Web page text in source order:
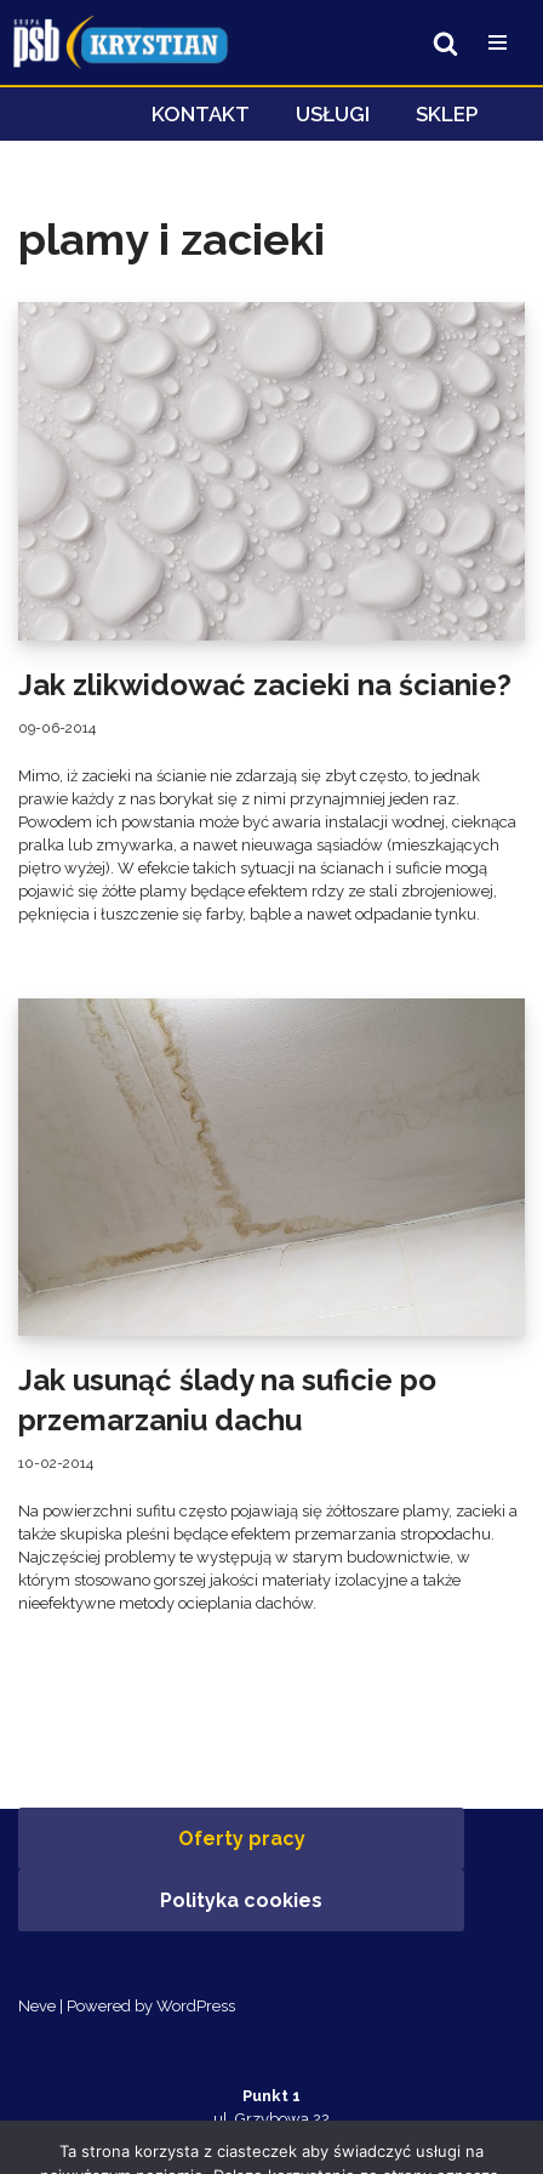
Przejdź
do
KONTAKT USŁUGI SKLEP
plamy i zacieki
Jak zlikwidować zacieki na ścianie?
09-06-2014
Mimo, iż zacieki na ścianie nie zdarzają się zbyt często, to jednak
prawie każdy z nas borykał się z nimi przynajmniej jeden raz.
Powodem ich powstania może być awaria instalacji wodnej, cieknąca
pralka lub zmywarka, a nawet nieuwaga sąsiadów (mieszkających
piętro wyżej). W efekcie takich sytuacji na ścianach i suficie mogą
pojawić się żółte plamy będące efektem rdzy ze stali zbrojeniowej,
pęknięcia i łuszczenie się farby, bąble a nawet odpadanie tynku.
Jak usunąć ślady na suficie po
przemarzaniu dachu
10-02-2014
Na powierzchni sufitu często pojawiają się żółtoszare plamy, zacieki a
także skupiska pleśni będące efektem przemarzania stropodachu.
Najczęściej problemy te występują w starym budownictwie, w
którym stosowano gorszej jakości materiały izolacyjne a także
nieefektywne metody ocieplania dachów.
Oferty pracy
Polityka cookies
Neve | Powered by WordPress
Punkt 1
ul. Grzybowa 22
Police 72-010
tel. 91 455 70 32
Ta strona korzysta z ciasteczek aby świadczyć usługi na